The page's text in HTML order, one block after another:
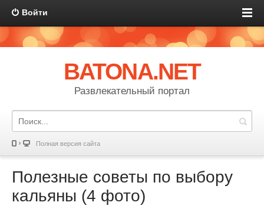
Войти
BATONA.NET
Развлекательный портал
Полная версия сайта
Полезные советы по выбору
кальяны (4 фото)